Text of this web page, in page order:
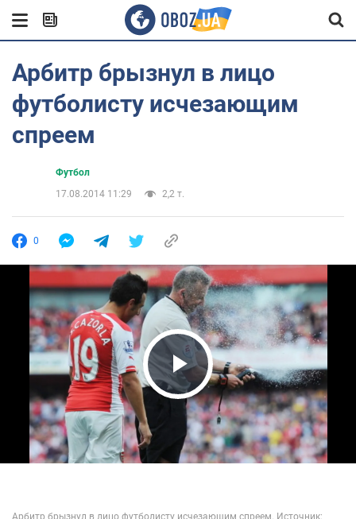
Арбитр брызнул в лицо
футболисту исчезающим
спреем
Футбол
17.08.2014 11:29
2,2 т.
0
Play Video